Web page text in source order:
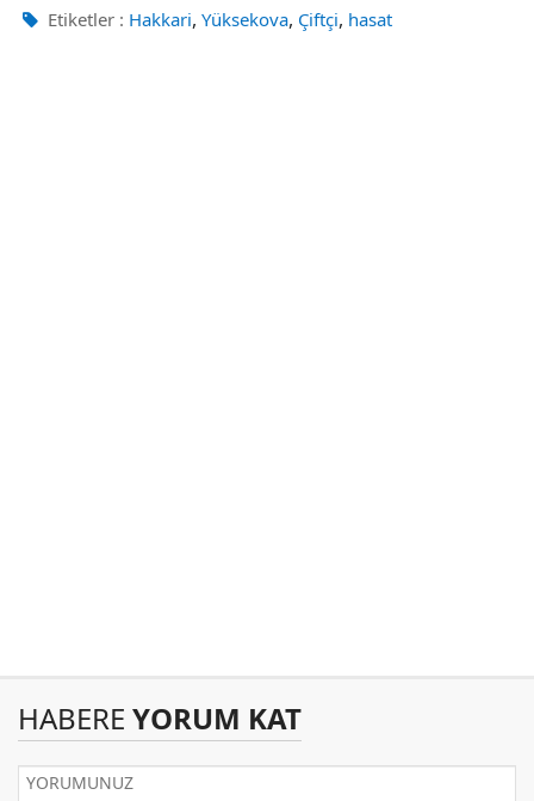
Etiketler : Hakkari, Yüksekova, Çiftçi, hasat
HABERE YORUM KAT